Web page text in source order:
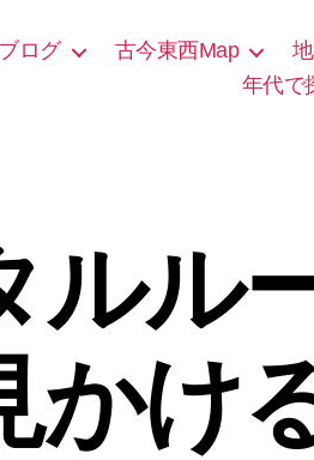
ブログ 古今東西Map
年代で
ルル
かけ